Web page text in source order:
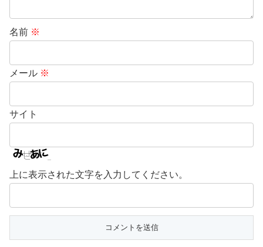
名前 ※
メール ※
サイト
上に表示された文字を入力してください。